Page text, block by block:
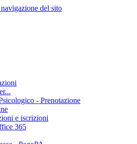
del sito
- Prenotazione
e iscrizioni
365